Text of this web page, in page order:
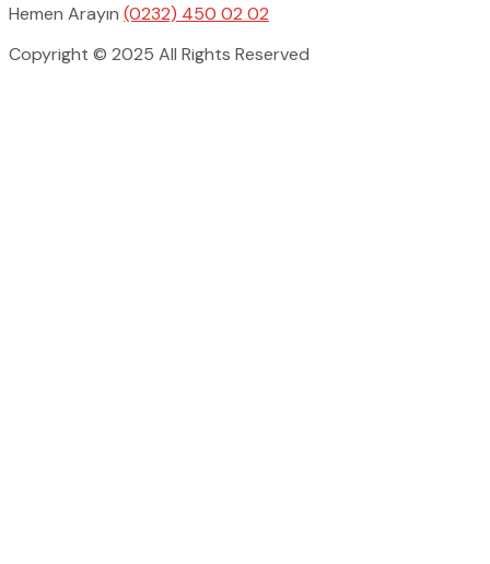
Hemen Arayın (0232) 450 02 02
Copyright © 2025 All Rights Reserved